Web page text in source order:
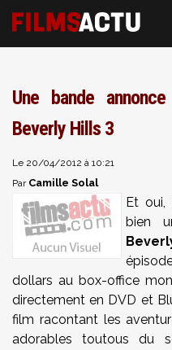
Une bande
Beverly Hills 3
Le 20/04/2012 à 10:21
Par Camille Solal
Et oui,
bien
dollars au box-office
directement en DVD et
film racontant les
adorables toutous du